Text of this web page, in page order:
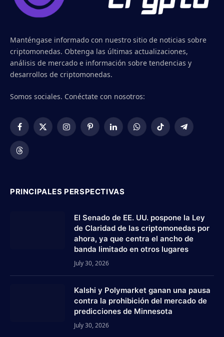
Manténgase informado con nuestro sitio de noticias sobre
criptomonedas. Obtenga las últimas actualizaciones,
análisis de mercado e información sobre tendencias y
desarrollos de criptomonedas.
Somos sociales. Conéctate con nosotros:
Facebook
X
InstagramPinterestLinkedInWhatsApp
TikTok Telegram
Threads
PRINCIPALES PERSPECTIVAS
El Senado de EE. UU. pospone la Ley
de Claridad de las criptomonedas por
ahora, ya que centra el ancho de
banda limitado en otros lugares
July 30, 2026
Kalshi y Polymarket ganan una pausa
contra la prohibición del mercado de
predicciones de Minnesota
July 30, 2026